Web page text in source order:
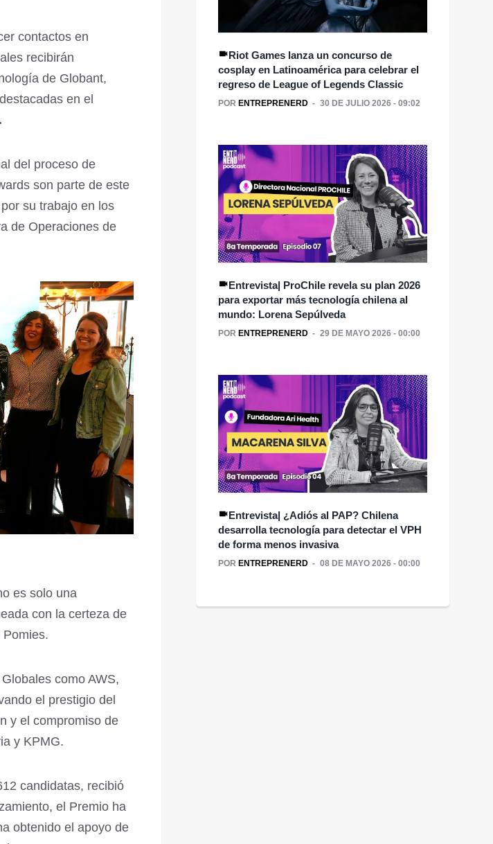
contactos en
recibirán
de Globant,
en el
del proceso de
son parte de este
su trabajo en los
de Operaciones de
es solo una
con la certeza de
como AWS,
el prestigio del
y el compromiso de
y KPMG.
candidatas, recibió
el Premio ha
obtenido el apoyo de
Riot Games lanza un concurso de
cosplay en Latinoamérica para celebrar el
regreso de League of Legends Classic
POR ENTREPRENERD 30 DE JULIO 2026 - 09:02
Entrevista| ProChile revela su plan 2026
para exportar más tecnología chilena al
mundo: Lorena Sepúlveda
POR ENTREPRENERD 29 DE MAYO 2026 - 00:00
Entrevista| ¿Adiós al PAP? Chilena
desarrolla tecnología para detectar el VPH
de forma menos invasiva
POR ENTREPRENERD 08 DE MAYO 2026 - 00:00